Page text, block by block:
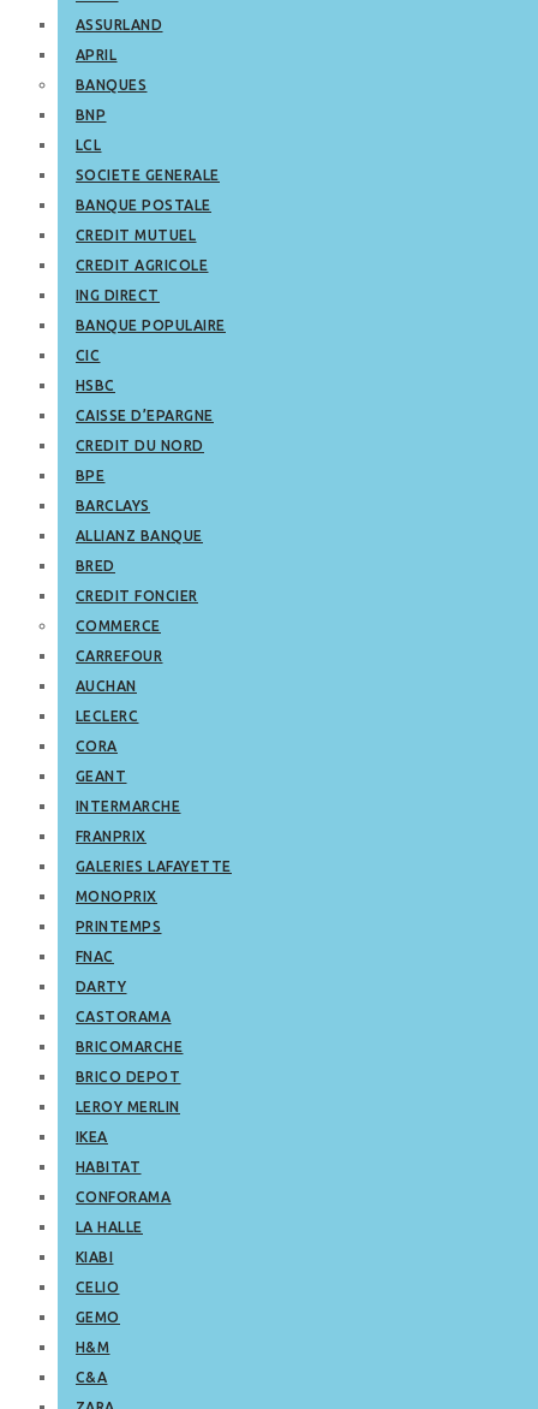
ASSURLAND
APRIL
BANQUES
BNP
LCL
SOCIETE GENERALE
BANQUE POSTALE
CREDIT MUTUEL
CREDIT AGRICOLE
ING DIRECT
BANQUE POPULAIRE
CIC
HSBC
CAISSE D’EPARGNE
CREDIT DU NORD
BPE
BARCLAYS
ALLIANZ BANQUE
BRED
CREDIT FONCIER
COMMERCE
CARREFOUR
AUCHAN
LECLERC
CORA
GEANT
INTERMARCHE
FRANPRIX
GALERIES LAFAYETTE
MONOPRIX
PRINTEMPS
FNAC
DARTY
CASTORAMA
BRICOMARCHE
BRICO DEPOT
LEROY MERLIN
IKEA
HABITAT
CONFORAMA
LA HALLE
KIABI
CELIO
GEMO
H&M
C&A